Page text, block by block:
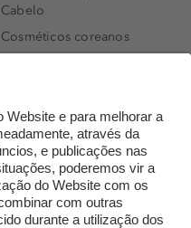
Cabelo
Cosméticos coreanos
Perfumes árabes
Novidades
Melhores Perfumes
Femininos
TOP 10: Perfumes
Masculinos